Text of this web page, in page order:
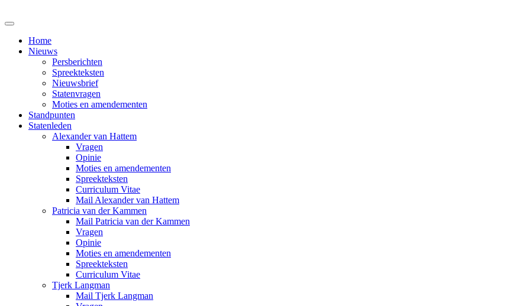
Home
Nieuws
Persberichten
Spreekteksten
Nieuwsbrief
Statenvragen
Moties en amendementen
Standpunten
Statenleden
Alexander van Hattem
Vragen
Opinie
Moties en amendementen
Spreekteksten
Curriculum Vitae
Mail Alexander van Hattem
Patricia van der Kammen
Mail Patricia van der Kammen
Vragen
Opinie
Moties en amendementen
Spreekteksten
Curriculum Vitae
Tjerk Langman
Mail Tjerk Langman